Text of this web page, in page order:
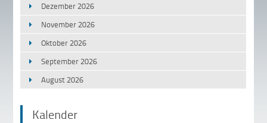
Dezember 2026
November 2026
Oktober 2026
September 2026
August 2026
Kalender